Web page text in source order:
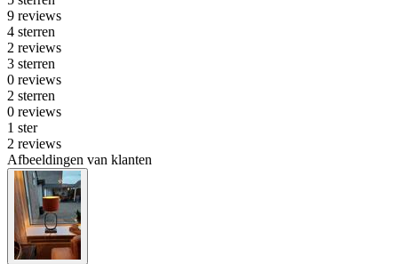
9 reviews
4 sterren
2 reviews
3 sterren
0 reviews
2 sterren
0 reviews
1 ster
2 reviews
Afbeeldingen van klanten